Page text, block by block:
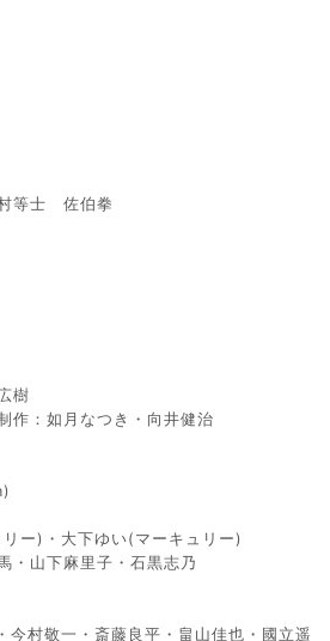
等士 佐伯拳
樹
作：如月なつき・向井健治
ー)・大下ゆい(マーキュリー)
・山下麻里子・石黒志乃
今村敬一・斎藤良平・畠山佳也・國立遥